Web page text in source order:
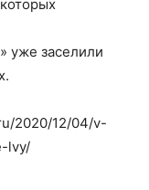
уже заселили
2020/12/04/v-
lvy/